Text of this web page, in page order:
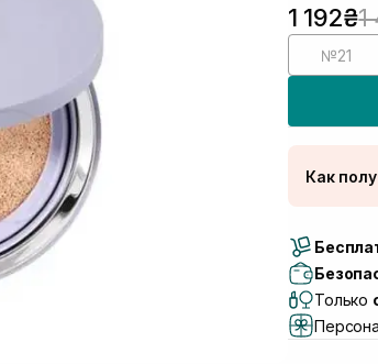
1 192₴1
№21
Как
Только